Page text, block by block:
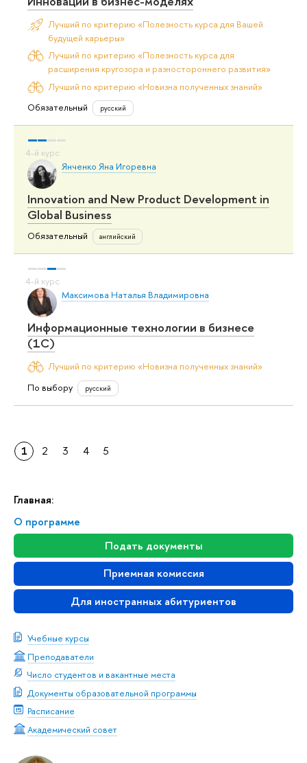
Главная:
О программе
Подать документы
Приемная комиссия
Для иностранных абитуриентов
Учебные курсы
Преподаватели
Число студентов и вакантные места
Документы образовательной программы
Расписание
Академический совет
Лучший по критерию «Полезность курса для Вашей
будущей карьеры»
Лучший по критерию «Полезность курса для
расширения кругозора и разностороннего развития»
Лучший по критерию «Новизна полученных знаний»
Обязательный
русский
Янченко Яна Игоревна
Innovation and New Product Development in
Global Business
Обязательный английский
Максимова Наталья Владимировна
Информационные технологии в бизнесе
(1С)
Лучший по критерию «Новизна полученных знаний»
По выбору
русский
1 2 3 4 5